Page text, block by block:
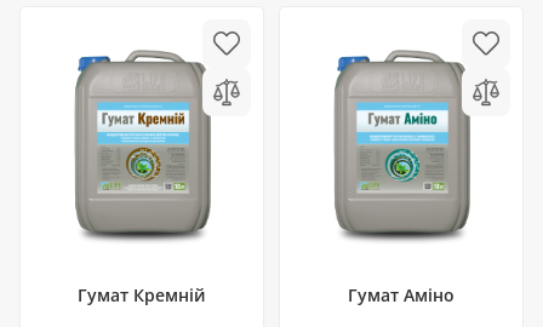
Гумат Кремній Гумат Аміно